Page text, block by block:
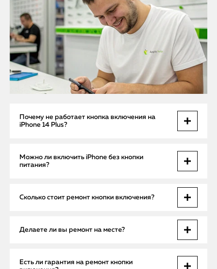
Почему не работает кнопка включения на
iPhone 14 Plus?
Основные причины — поломка кнопки, сбой или обрыв
шлейфа, засор под корпусом, попадание влаги либо
Можно ли включить iPhone без кнопки
питания?
Временное решение — подключить устройство к зарядке
или использовать функцию AssistiveTouch. Однако для
Сколько стоит ремонт кнопки включения?
Цена зависит от причины поломки. Простая чистка или
фиксация контакта стоит меньше, чем замена шлейфа или
Делаете ли вы ремонт на месте?
Да, мастер может устранить несложную неисправность
прямо на месте. Если кнопка требует замены или
Есть ли гарантия на ремонт кнопки